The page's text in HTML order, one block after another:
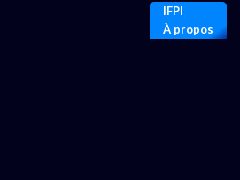
IFPI
À propos